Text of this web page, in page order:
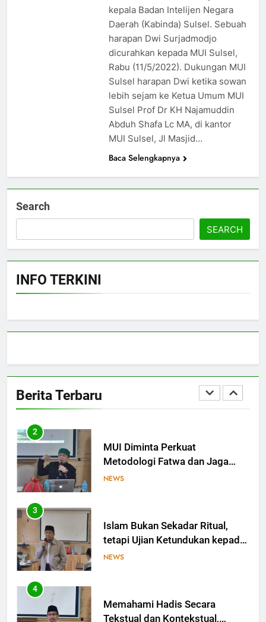
kepala Badan Intelijen Negara
Daerah (Kabinda) Sulsel. Sebuah
harapan Dwi Surjadmodjo
dicurahkan kepada MUI Sulsel,
Rabu (11/5/2022). Dukungan MUI
Sulsel harapan Dwi ketika sowan
lebih sejam ke Ketua Umum MUI
Sulsel Prof Dr KH Najamuddin
Abduh Shafa Lc MA, di kantor
MUI Sulsel, Jl Masjid…
Baca Selengkapnya
Search
SEARCH
INFO TERKINI
Berita Terbaru
Ulama Muda Diminta Tak Gagap
Media Sosial, Dakwah Harus
Hadir di Ruang Digital
NEWS
Ulama Jangan Hanya Bicara,
Saatnya Gagasan Naik Kelas
Lewat Artikel Ilmiah
NEWS
Arab Jadi Bekal Utama Ulama
dalam Menetapkan Hukum
NEWS
8
Ulama di Tengah Perubahan
Zaman
NEWS
Saatnya Kolaborasi Berbuah
2
MUI Diminta Perkuat
Metodologi Fatwa dan Jaga
Independensi dalam
NEWS
3
Islam Bukan Sekadar Ritual,
tetapi Ujian Ketundukan kepada
Allah
NEWS
4
Memahami Hadis Secara
Tekstual dan Kontekstual,